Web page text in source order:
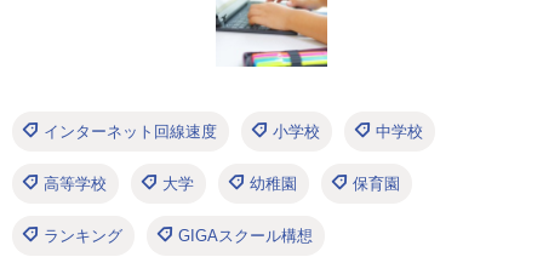
インターネット回線速度 小学校 中学校
高等学校 大学 幼稚園 保育園
ランキング GIGAスクール構想